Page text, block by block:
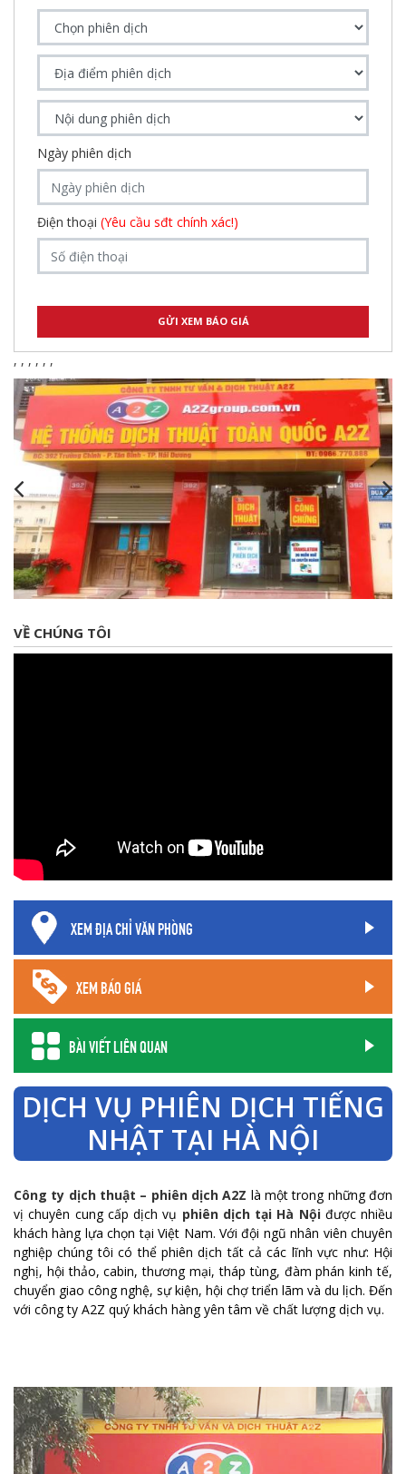
Ngày phiên dịch
Điện thoại (Yêu cầu sđt chính xác!)
, , , , , ,
VỀ CHÚNG TÔI
XEM ĐỊA CHỈ VĂN PHÒNG
XEM BÁO GIÁ
BÀI VIẾT LIÊN QUAN
DỊCH VỤ PHIÊN DỊCH TIẾNG
NHẬT TẠI HÀ NỘI
Công ty dịch thuật – phiên dịch A2Z là một trong những đơn
vị chuyên cung cấp dịch vụ phiên dịch tại Hà Nộiđược nhiều
khách hàng lựa chọn tại Việt Nam. Với đội ngũ nhân viên chuyên
nghiệp chúng tôi có thể phiên dịch tất cả các lĩnh vực như: Hội
nghị, hội thảo, cabin, thương mại, tháp tùng, đàm phán kinh tế,
chuyển giao công nghệ, sự kiện, hội chợ triển lãm và du lịch. Đến
với công ty A2Z quý khách hàng yên tâm về chất lượng dịch vụ.